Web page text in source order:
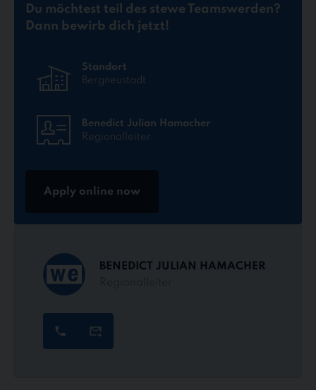
Du möchtest teil des stewe Teamswerden?
Dann bewirb dich jetzt!
Standort
Bergneustadt
Benedict Julian Hamacher
Regionalleiter
Apply online now
BENEDICT JULIAN HAMACHER